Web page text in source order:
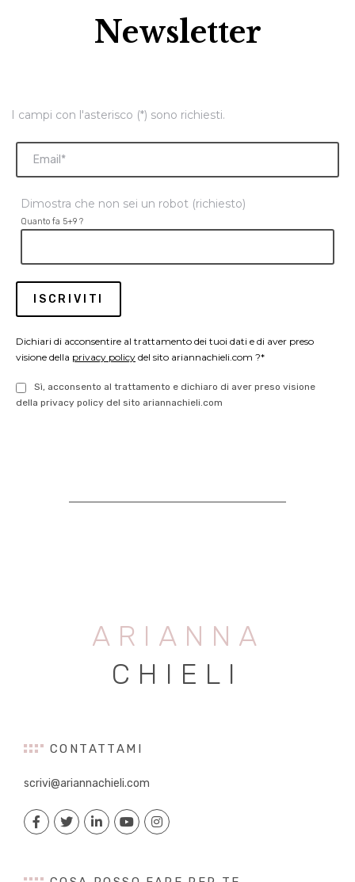
Newsletter
I campi con l'asterisco (*) sono richiesti.
Dimostra che non sei un robot (richiesto)
Quanto fa 5+9 ?
Dichiari di acconsentire al trattamento dei tuoi dati e di aver preso
visione della privacy policy del sito ariannachieli.com ?*
Sì, acconsento al trattamento e dichiaro di aver preso visione
della privacy policy del sito ariannachieli.com
ARIANNA
CHIELI
CONTATTAMI
scrivi@ariannachieli.com